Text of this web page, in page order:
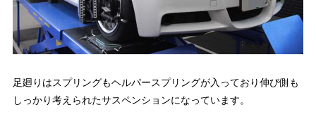
足廻りはスプリングもヘルパースプリングが入っており伸び側も
しっかり考えられたサスペンションになっています。